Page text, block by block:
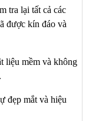
tra lại tất cả các
được kín đáo và
liệu mềm và không
đẹp mắt và hiệu